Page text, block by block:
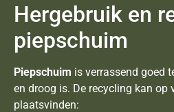
Hergebruik en
piepschuim
Piepschuim is verrassend goed
en droog is. De recycling kan op
plaatsvinden: